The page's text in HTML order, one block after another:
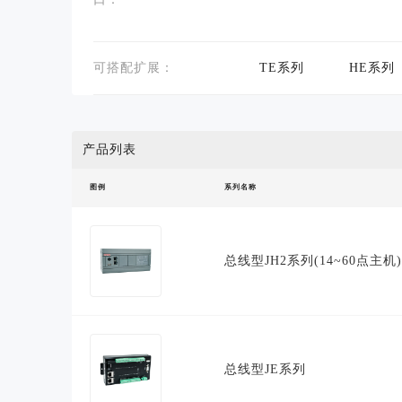
可搭配扩展： TE系列 HE系列
产品列表
图例 系列名称
总线型JH2系列(14~60点主机)
总线型JE系列